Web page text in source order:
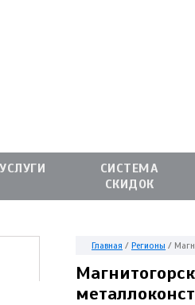
УСЛУГИ
СИСТЕМА
СКИДОК
Главная / Регионы /